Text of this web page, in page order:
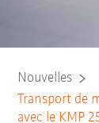
Nouvelles
Transport de
avec le KMP